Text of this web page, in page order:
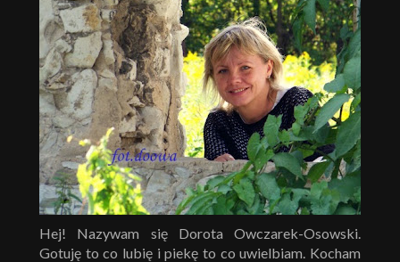
Hej! Nazywam się Dorota Owczarek-Osowski.
Gotuję to co lubię i piekę to co uwielbiam. Kocham